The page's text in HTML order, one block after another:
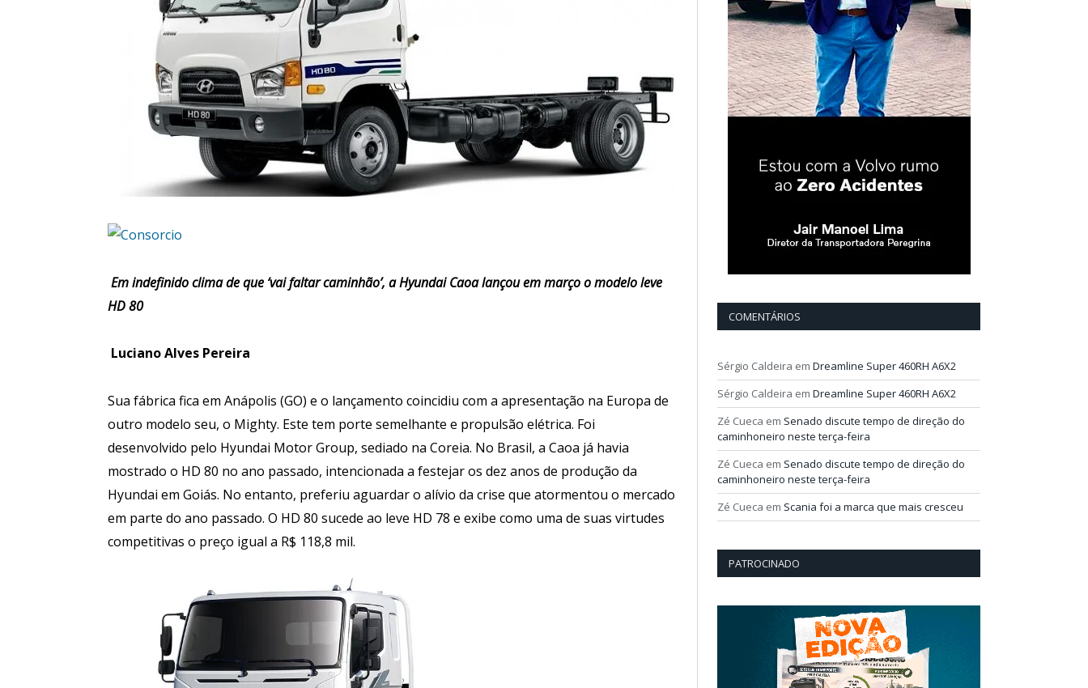
Em indefinido clima de que ‘vai faltar caminhão’, a Hyundai Caoa lançou em março o modelo leve
HD 80
Luciano Alves Pereira
Sua fábrica fica em Anápolis (GO) e o lançamento coincidiu com a apresentação na Europa de
outro modelo seu, o Mighty. Este tem porte semelhante e propulsão elétrica. Foi
desenvolvido pelo Hyundai Motor Group, sediado na Coreia. No Brasil, a Caoa já havia
mostrado o HD 80 no ano passado, intencionada a festejar os dez anos de produção da
Hyundai em Goiás. No entanto, preferiu aguardar o alívio da crise que atormentou o mercado
em parte do ano passado. O HD 80 sucede ao leve HD 78 e exibe como uma de suas virtudes
competitivas o preço igual a R$ 118,8 mil.
COMENTÁRIOS
Sérgio Caldeira em Dreamline Super 460RH A6X2
Sérgio Caldeira em Dreamline Super 460RH A6X2
Zé Cueca em Senado discute tempo de direção do
caminhoneiro neste terça-feira
Zé Cueca em Senado discute tempo de direção do
caminhoneiro neste terça-feira
Zé Cueca em Scania foi a marca que mais cresceu
PATROCINADO